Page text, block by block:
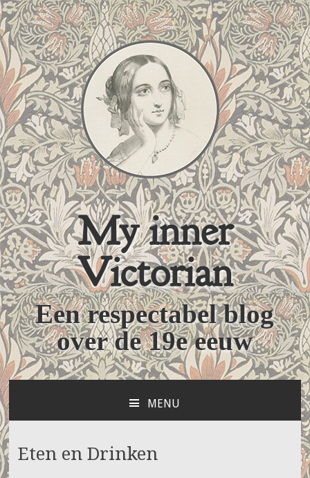
My inner
Victorian
Een respectabel blog
over de 19e eeuw
MENU
SPRINGEN
Eten en Drinken